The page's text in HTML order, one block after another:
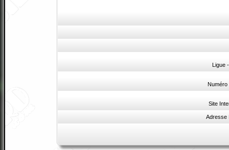
Ligue
Numéro
Site
Adresse